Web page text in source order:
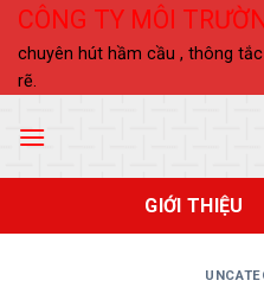
Skip
content
CÔNG TY MÔI
chuyên hút hầm cầu , thông
rẽ.
GIỚI THIỆU